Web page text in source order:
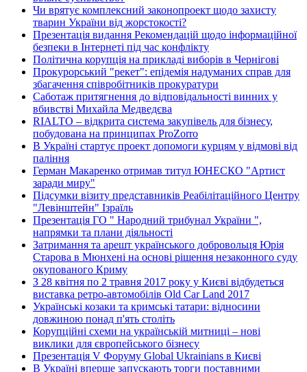
Чи врятує комплексний законопроект щодо захисту
тварин України від жорстокості?
Презентація видання Рекомендацій щодо інформаційної
безпеки в Інтернеті під час конфлікту
Політична корупція на прикладі виборів в Чернігові
Прокурорський "рекет": епідемія надуманих справ для
збагачення співробітників прокуратури
Саботаж притягнення до відповідальності винних у
вбивстві Михайла Медведєва
RIALTO – відкрита система закупівель для бізнесу,
побудована на принципах ProZorro
В Україні стартує проект допомоги курцям у відмові від
паління
Герман Макаренко отримав титул ЮНЕСКО "Артист
заради миру"
Підсумки візиту представників Реабілітаційного Центру
"Левінштейн" Ізраїль
Презентація ГО " Народний трибунал України ",
напрямки та плани діяльності
Затримання та арешт українського добровольця Юрія
Старова в Мюнхені на основі рішення незаконного суду
окупованого Криму
З 28 квітня по 2 травня 2017 року у Києві відбудеться
виставка ретро-автомобілів Old Car Land 2017
Українські козаки та кримські татари: відносини
довжиною понад п'ять століть
Корупційні схеми на українській митниці – нові
виклики для європейського бізнесу
Презентація V Форуму Global Ukrainians в Києві
В Україні вперше запускають торги поставними